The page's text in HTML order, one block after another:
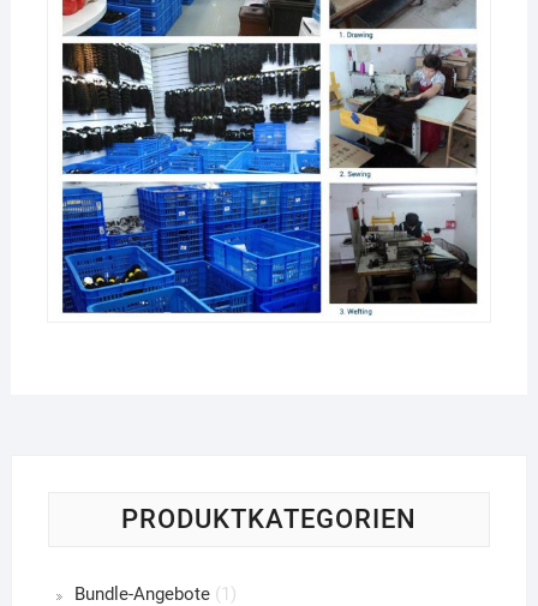
PRODUKTKATEGORIEN
Bundle-Angebote (1)